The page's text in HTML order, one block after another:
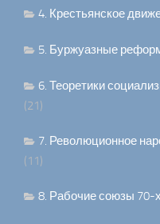
4. Крестьянское
5. Буржуазные
6. Теоретики
(21)
7. Революционное
(11)
8. Рабочие союзы 70-х